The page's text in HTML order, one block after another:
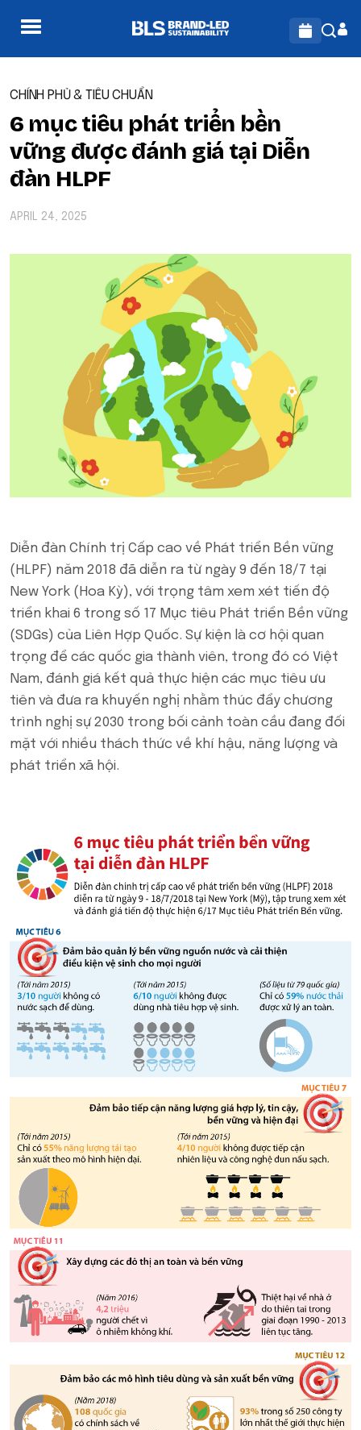
CHÍNH PHỦ & TIÊU CHUẨN
6 mục tiêu phát triển bền
vững được đánh giá tại Diễn
đàn HLPF
APRIL 24, 2025
Diễn đàn Chính trị Cấp cao về Phát triển Bền vững
(HLPF) năm 2018 đã diễn ra từ ngày 9 đến 18/7 tại
New York (Hoa Kỳ), với trọng tâm xem xét tiến độ
triển khai 6 trong số 17 Mục tiêu Phát triển Bền vững
(SDGs) của Liên Hợp Quốc. Sự kiện là cơ hội quan
trọng để các quốc gia thành viên, trong đó có Việt
Nam, đánh giá kết quả thực hiện các mục tiêu ưu
tiên và đưa ra khuyến nghị nhằm thúc đẩy chương
trình nghị sự 2030 trong bối cảnh toàn cầu đang đối
mặt với nhiều thách thức về khí hậu, năng lượng và
phát triển xã hội.